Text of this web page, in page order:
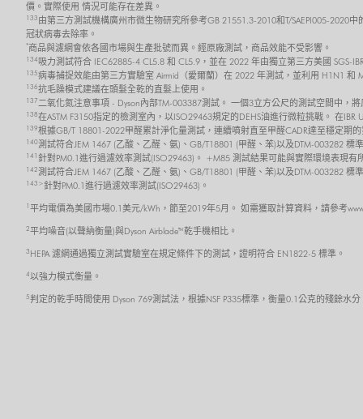
價。實際使用 情況可能存在差異。
133 由第三方測試機構廣州市微生物研究所參考GB 21551.3-2010和T/SAEPI005-
冠狀病毒去除率。
*商品與濾網會依各國市場與生產批號而異。經原廠測試，商品效能不受影響。
134 吸力測試符合 IEC62885-4 CL5.8 和 CL5.9，並在 2022 年由獨立第三方美國
135病毒捕捉效能由第三方實驗室 Airmid（愛爾蘭）在 2022 年測試，並利用 H1N1 和
136抗毛躁模式建議在頭髮全乾的直髮上使用。
137二氧化氮注意事項 - Dyson內部TM-003387測試。 一個3立方公尺的測試空間中，
138在ASTM F3150指定的檢測室內，以ISO29463規定的DEHS油進行微粒挑戰。 在
139根據GB/T 18801-2022甲醛累計淨化量測試，連續噴射直至甲醛CADR達至穩定期
140測試符合JEM 1467 (乙酸、乙醛、氨)、GB/T18801 (甲醛、苯)以及DTM-003282
141 針對PM0.1進行過濾效率測試(ISO29463)。 +M85 測試結果可能與實際環境表現有
142 測試符合JEM 1467 (乙酸、乙醛、氨)、GB/T18801 (甲醛、苯)以及DTM-003282 標
143> 針對PM0.1進行過濾效率測試(ISO29463)。
1 平均電價為美國市場0.1美元/kWh，節至2019年5月。 如需獲取計算資料，請參考
2平均噪音(以聲納衡量)與Dyson Airblade™乾手機相比。
3 HEPA 濾網通過獨立測試實驗室在規定條件下的測試，證明符合 EN1822-5 標準。
4以強力模式衡量。
5判定的乾手時間使用 Dyson 769測試法，根據NSF P335標準，衡量0.1公克的殘餘水分